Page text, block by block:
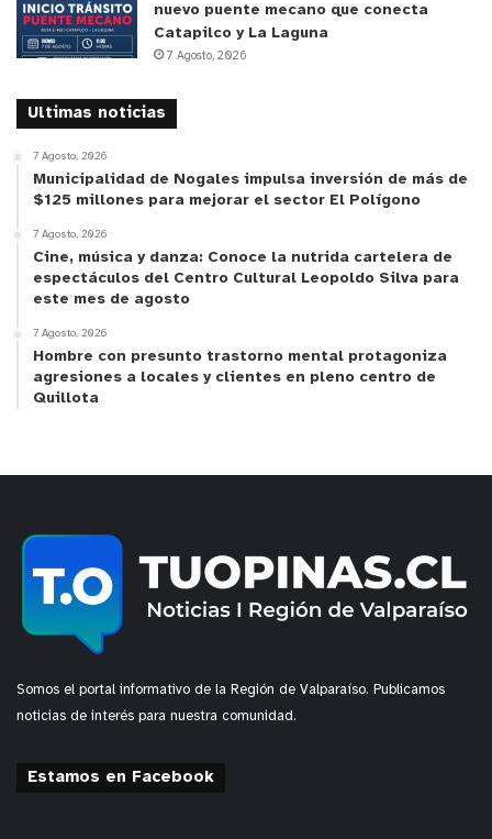
nuevo puente mecano que conecta
Catapilco y La Laguna
7 Agosto, 2026
Ultimas noticias
7 Agosto, 2026
Municipalidad de Nogales impulsa inversión de más de
$125 millones para mejorar el sector El Polígono
7 Agosto, 2026
Cine, música y danza: Conoce la nutrida cartelera de
espectáculos del Centro Cultural Leopoldo Silva para
este mes de agosto
7 Agosto, 2026
Hombre con presunto trastorno mental protagoniza
agresiones a locales y clientes en pleno centro de
Quillota
Somos el portal informativo de la Región de Valparaíso. Publicamos
noticias de interés para nuestra comunidad.
Estamos en Facebook